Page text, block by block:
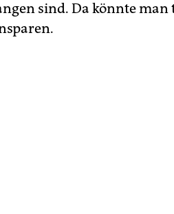
sind. Da könnte